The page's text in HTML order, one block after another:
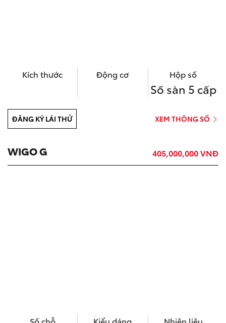
Kích thước Động cơ Hộp số
Số sàn 5 cấp
ĐĂNG KÝ LÁI THỬ XEM THÔNG SỐ
WIGO G 405,000,000 VNĐ
Số chỗ Kiểu dáng Nhiên liệu